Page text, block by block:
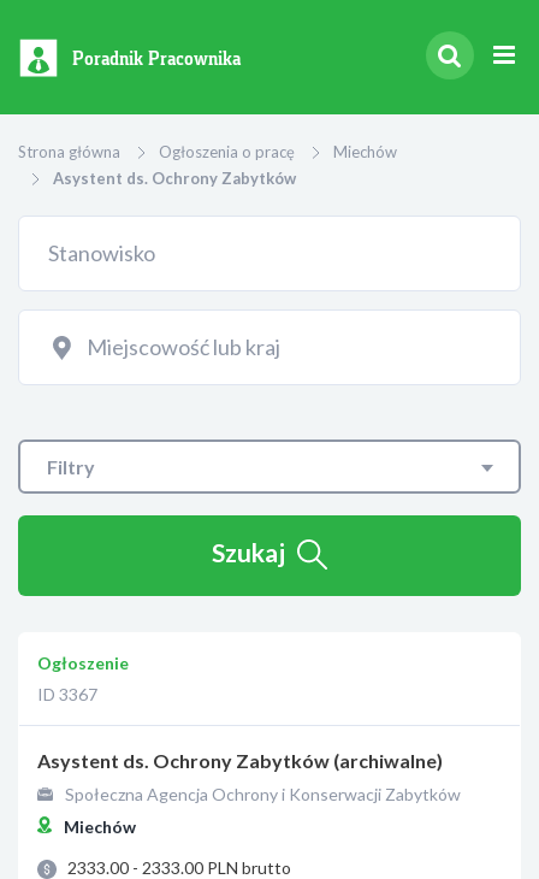
Poradnik Pracownika
Strona główna Ogłoszenia o pracę
Miechów
Asystent ds. Ochrony Zabytków
Filtry
Szukaj
Ogłoszenie
ID 3367
Asystent ds. Ochrony Zabytków (archiwalne)
Społeczna Agencja Ochrony i Konserwacji Zabytków
Miechów
2333.00 - 2333.00 PLN brutto